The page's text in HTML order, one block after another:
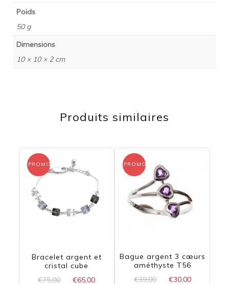
Poids
50 g
Dimensions
10 × 10 × 2 cm
Produits similaires
PROMO !
Bracelet argent et
cristal cube
€75,00
Le€65,00
PROMO !
Bague argent 3 cœurs
améthyste T56
€39,00
Le€30,00